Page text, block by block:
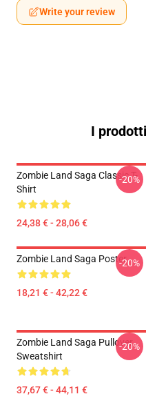
Write your review
I
Zombie Land Saga Classic T-
Shirt
24,38 € - 28,06 €
-20%
Zombie Land Saga Poster
18,21 € - 42,22 €
-20%
Zombie Land Saga Pullover
Sweatshirt
37,67 € - 44,11 €
-20%